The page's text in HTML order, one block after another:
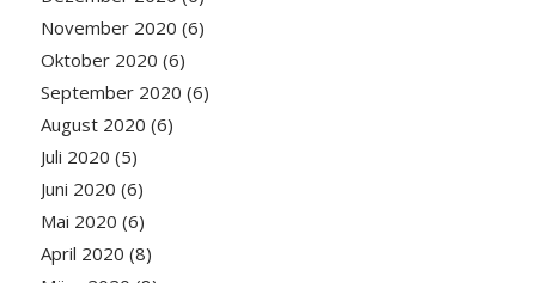
November 2020 (6)
Oktober 2020 (6)
September 2020 (6)
August 2020 (6)
Juli 2020 (5)
Juni 2020 (6)
Mai 2020 (6)
April 2020 (8)